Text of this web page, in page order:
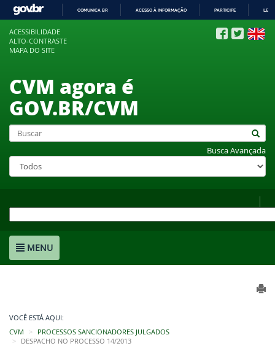
COMUNICA BR ACESSO À INFORMAÇÃO PARTICIPE
ACESSIBILIDADE
ALTO-CONTRASTE
MAPA DO SITE
CVM agora é
GOV.BR/CVM
Busca Avançada
MENU
VOCÊ ESTÁ AQUI:
CVM
PROCESSOS SANCIONADORES JULGADOS
DESPACHO NO PROCESSO 14/2013